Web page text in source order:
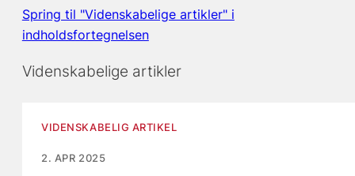
Spring til "Videnskabelige artikler" i
indholdsfortegnelsen
Videnskabelige artikler
VIDENSKABELIG ARTIKEL
2. APR 2025